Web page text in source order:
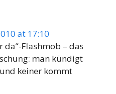
at 17:10
da“-Flashmob – das
man kündigt
keiner kommt